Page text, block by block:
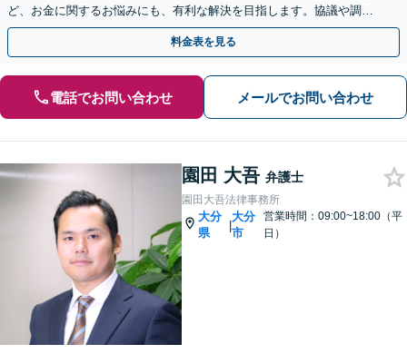
ど、お金に関するお悩みにも、有利な解決を目指します。協議や調
停、訴訟で代理人として適切に交渉いたします【完全個室】
料金表を見る
電話でお問い合わせ メールでお問い合わせ
園田 大吾 弁護士
園田大吾法律事務所
大分
県
|
大分
市
営業時間：09:00~18:00（平
日）